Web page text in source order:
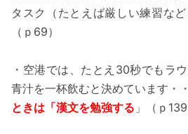
タスク（たとえば厳しい練習な
（ｐ69）
・空港では、たとえ30秒でもラ
青汁を一杯飲むと決めています・
ときは「漢文を勉強する 」（ｐ139